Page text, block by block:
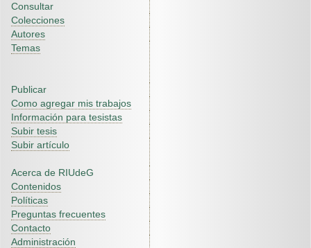
Consultar
Colecciones
Autores
Temas
Publicar
Como agregar mis trabajos
Información para tesistas
Subir tesis
Subir artículo
Acerca de RIUdeG
Contenidos
Políticas
Preguntas frecuentes
Contacto
Administración